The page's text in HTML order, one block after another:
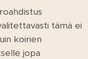
tämä ei
koirien
jopa